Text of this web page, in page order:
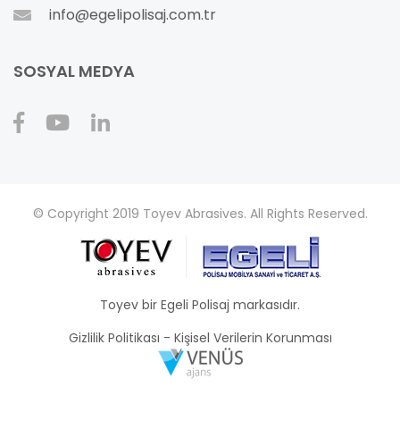
info@egelipolisaj.com.tr
SOSYAL MEDYA
© Copyright 2019 Toyev Abrasives. All Rights Reserved.
Toyev bir Egeli Polisaj markasıdır.
Gizlilik Politikası - Kişisel Verilerin Korunması